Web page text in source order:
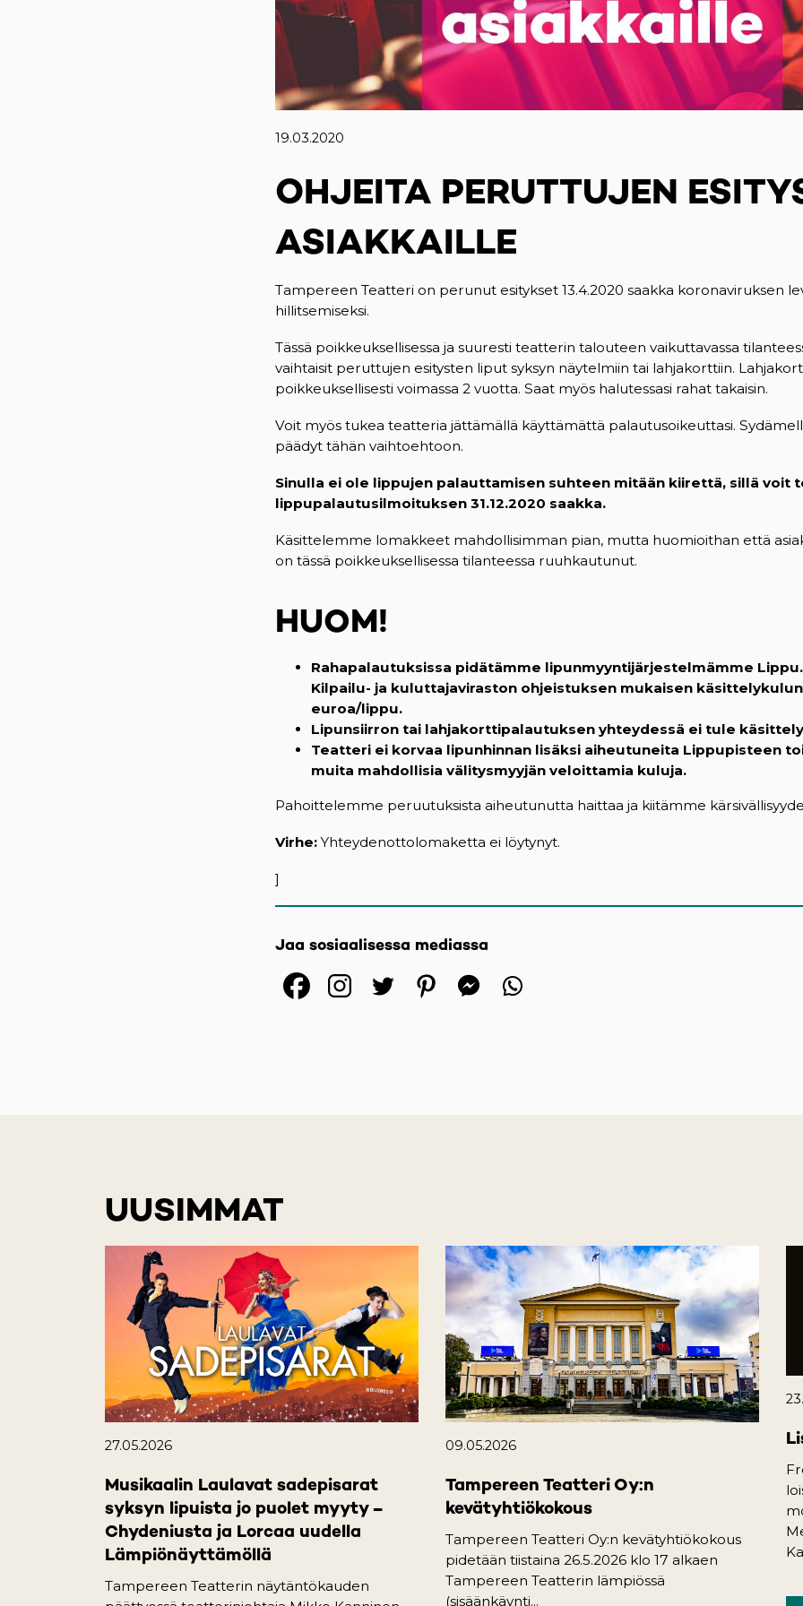
19.03.2020
OHJEITA PERUTTUJEN
ASIAKKAILLE
Tampereen Teatteri on perunut esitykset 13.4.2020 saakka koronaviruksen
hillitsemiseksi.
Tässä poikkeuksellisessa ja suuresti teatterin talouteen vaikuttavassa
vaihtaisit peruttujen esitysten liput syksyn näytelmiin tai lahjakorttiin.
poikkeuksellisesti voimassa 2 vuotta. Saat myös halutessasi rahat takaisin.
Voit myös tukea teatteria jättämällä käyttämättä palautusoikeuttasi.
päädyt tähän vaihtoehtoon.
Sinulla ei ole lippujen palauttamisen suhteen mitään kiirettä, sillä voit
lippupalautusilmoituksen 31.12.2020 saakka.
Käsittelemme lomakkeet mahdollisimman pian, mutta huomioithan että
on tässä poikkeuksellisessa tilanteessa ruuhkautunut.
HUOM!
Rahapalautuksissa pidätämme lipunmyyntijärjestelmämme
Kilpailu- ja kuluttajaviraston ohjeistuksen mukaisen
euroa/lippu.
Lipunsiirron tai lahjakorttipalautuksen yhteydessä ei tule
Teatteri ei korvaa lipunhinnan lisäksi aiheutuneita Lippupisteen
muita mahdollisia välitysmyyjän veloittamia kuluja.
Pahoittelemme peruutuksista aiheutunutta haittaa ja kiitämme
Virhe:Yhteydenottolomaketta ei löytynyt.
]
Jaa sosiaalisessa mediassa
(opens in a new tab)
(opens in a new tab)
(opens in a new tab)
(opens in a new tab)
UUSIMMAT
27.05.2026
Musikaalin Laulavat sadepisarat
syksyn lipuista jo puolet myyty –
Chydeniusta ja Lorcaa uudella
Lämpiönäyttämöllä
Tampereen Teatterin näytäntökauden
09.05.2026
Tampereen Teatteri Oy:n
kevätyhtiökokous
Tampereen Teatteri Oy:n kevätyhtiökokous
pidetään tiistaina 26.5.2026 klo 17 alkaen
Tampereen Teatterin lämpiössä
(sisäänkäynti...